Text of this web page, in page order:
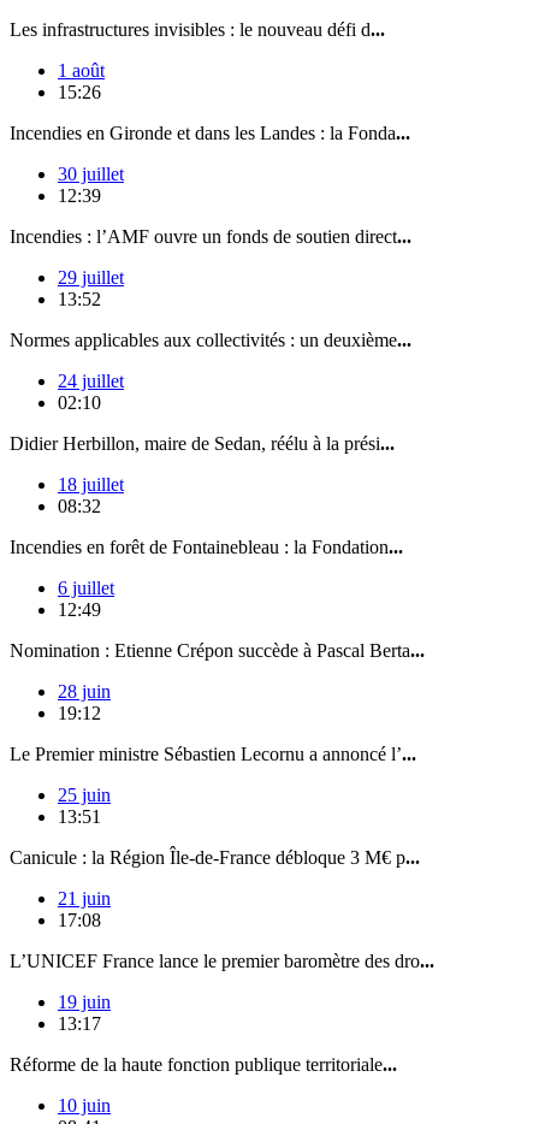
Les infrastructures invisibles : le nouveau défi d...
1 août
15:26
Incendies en Gironde et dans les Landes : la Fonda...
30 juillet
12:39
Incendies : l’AMF ouvre un fonds de soutien direct...
29 juillet
13:52
Normes applicables aux collectivités : un deuxième...
24 juillet
02:10
Didier Herbillon, maire de Sedan, réélu à la prési...
18 juillet
08:32
Incendies en forêt de Fontainebleau : la Fondation...
6 juillet
12:49
Nomination : Etienne Crépon succède à Pascal Berta...
28 juin
19:12
Le Premier ministre Sébastien Lecornu a annoncé l’...
25 juin
13:51
Canicule : la Région Île-de-France débloque 3 M€ p...
21 juin
17:08
L’UNICEF France lance le premier baromètre des dro...
19 juin
13:17
Réforme de la haute fonction publique territoriale...
10 juin